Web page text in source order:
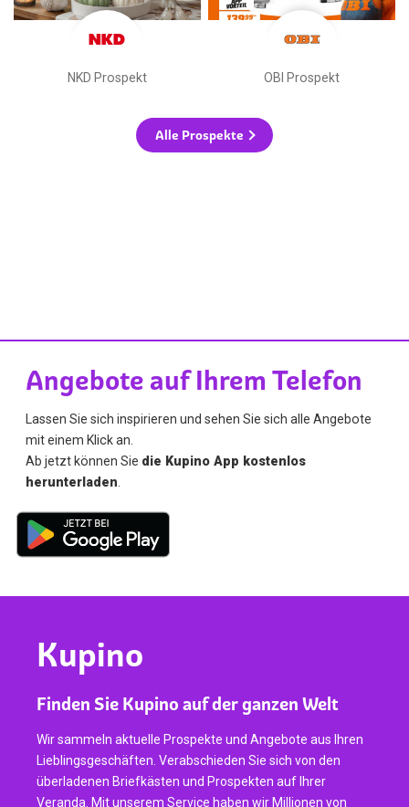
NKD Prospekt OBI Prospekt
Alle Prospekte
Angebote auf Ihrem Telefon
Lassen Sie sich inspirieren und sehen Sie sich alle Angebote
mit einem Klick an.
Ab jetzt können Sie die Kupino App kostenlos
herunterladen.
Kupino
Finden Sie Kupino auf der ganzen Welt
Wir sammeln aktuelle Prospekte und Angebote aus Ihren
Lieblingsgeschäften. Verabschieden Sie sich von den
überladenen Briefkästen und Prospekten auf Ihrer
Veranda. Mit unserem Service haben wir Millionen von